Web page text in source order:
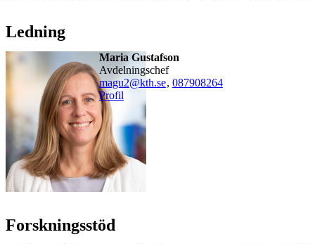
Ledning
Maria Gustafson
avdelningschef
magu2@kth.se, 087908264
Profil
Forskningsstöd